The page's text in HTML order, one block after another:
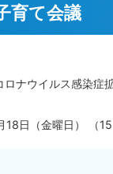
育て会議
ナウイルス感染症
日（金曜日） （15